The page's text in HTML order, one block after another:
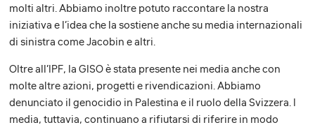
molti altri. Abbiamo inoltre potuto raccontare la nostra
iniziativa e l’idea che la sostiene anche su media internazionali
di sinistra come Jacobin e altri.
Oltre all’IPF, la GISO è stata presente nei media anche con
molte altre azioni, progetti e rivendicazioni. Abbiamo
denunciato il genocidio in Palestina e il ruolo della Svizzera. I
media, tuttavia, continuano a rifiutarsi di riferire in modo